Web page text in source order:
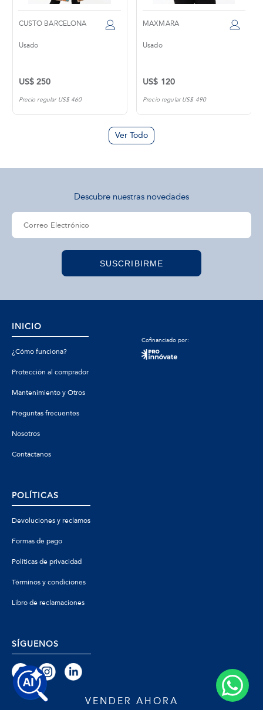
CUSTO BARCELONA
Usado
US$ 250
Precio regular US$ 460
MAXMARA
Usado
US$ 120
Precio regular US$ 490
Ver Todo
VENDER AHORA
Descubre nuestras novedades
SUSCRIBIRME
INICIO
¿Cómo funciona?
Protección al comprador
Mantenimiento y Otros
Preguntas frecuentes
Nosotros
Contáctanos
Cofinanciado por:
POLÍTICAS
Devoluciones y reclamos
Formas de pago
Políticas de privacidad
Términos y condiciones
Libro de reclamaciones
SÍGUENOS
© 2026 Zafiro - Todos los derechos reservados